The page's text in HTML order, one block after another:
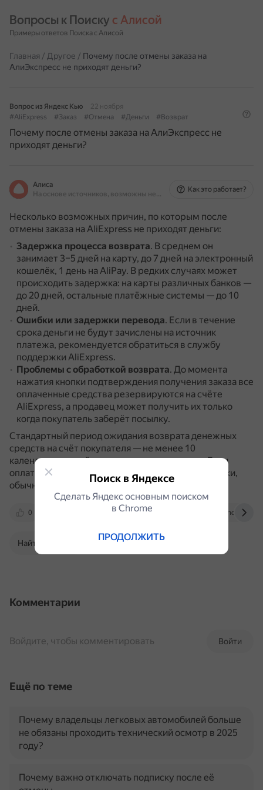
Вопросы к Поиску с Алисой
Примеры ответов Поиска с Алисой
Главная / Другое / Почему после отмены заказа на
АлиЭкспресс не приходят деньги?
Вопрос из Яндекс Кью
22 ноября
#AliExpress
#Заказ #Отмена #Деньги #Возврат
Почему после отмены заказа на АлиЭкспресс не
приходят деньги?
Алиса
На основе источников, возможны неточности
Как это работает?
Несколько возможных причин, по которым после
отмены заказа на AliExpress не приходят деньги:
Задержка процесса возврата. В среднем он
занимает 3–5 дней на карту, до 7 дней на электронный
кошелёк, 1 день на AliPay. В редких случаях может
происходить задержка: на карты различных банков —
до 20 дней, остальные платёжные системы — до 10
дней.
Ошибки или задержки перевода. Если в течение
срока деньги не будут зачислены на источник
платежа, рекомендуется обратиться в службу
поддержки AliExpress.
Проблемы с обработкой возврата. До момента
нажатия кнопки подтверждения получения заказа все
оплаченные средства резервируются на счёте
AliExpress, а продавец может получить их только
когда покупатель заберёт посылку.
Стандартный период ожидания возврата денежных
средств на счёт покупателя — не менее 10
календарных дней с момента отмены заказа.Если
оплата происходила с баланса банковской карточки,
обычно приходится ждать не менее 2–3 недель.
0 otvet.mail.ru yandex.ru
Найти в Поиске
Комментарии
Войти
Войдите, чтобы комментировать
Ещё по теме
Почему владельцы легковых автомобилей больше
не обязаны проходить технический осмотр в 2025
году?
Почему важно отключать подписку после её
Поиск в Яндексе
Сделать Яндекс основным поиском
в Сhrome
ПРОДОЛЖИТЬ